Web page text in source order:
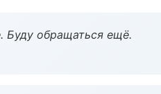
Буду обращаться ещё.